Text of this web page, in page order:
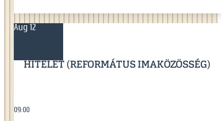
Aug 12
HITÉLET (REFORMÁTUS IMAKÖZÖSSÉG)
09:00